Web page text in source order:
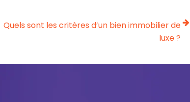
Quels sont les critères d’un bien immobilier de
luxe ?